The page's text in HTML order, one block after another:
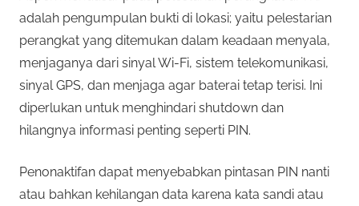
adalah pengumpulan bukti di lokasi; yaitu pelestarian
perangkat yang ditemukan dalam keadaan menyala,
menjaganya dari sinyal Wi-Fi, sistem telekomunikasi,
sinyal GPS, dan menjaga agar baterai tetap terisi. Ini
diperlukan untuk menghindari shutdown dan
hilangnya informasi penting seperti PIN.
Penonaktifan dapat menyebabkan pintasan PIN nanti
atau bahkan kehilangan data karena kata sandi atau